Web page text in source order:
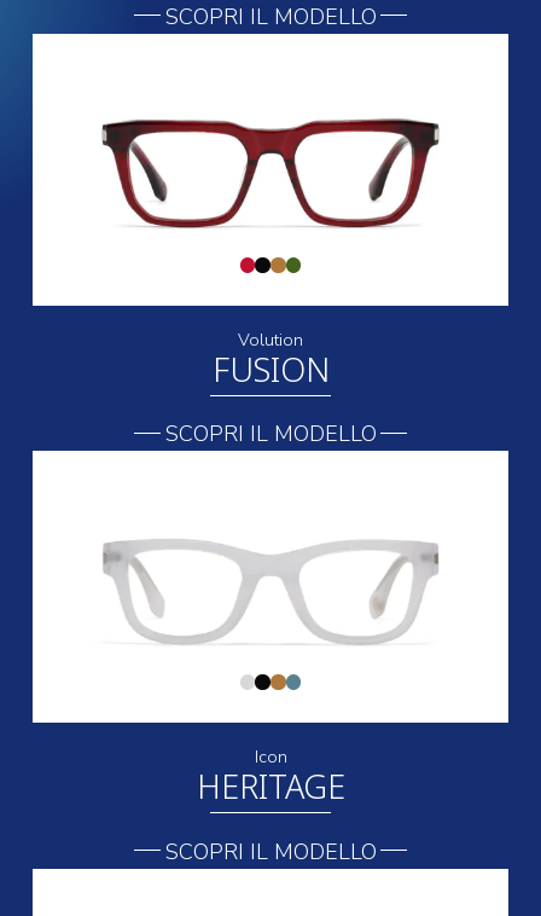
SCOPRI IL MODELLO
Volution
FUSION
SCOPRI IL MODELLO
Icon
HERITAGE
SCOPRI IL MODELLO